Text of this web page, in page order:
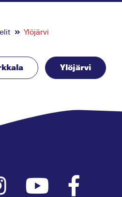
Ylöjärvi
Ylöjärvi